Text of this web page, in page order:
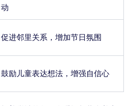
动
促进邻里关系，增加节日氛围
鼓励儿童表达想法，增强自信心